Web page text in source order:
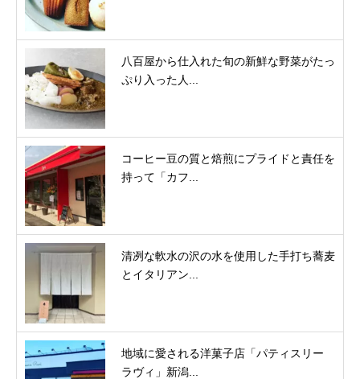
八百屋から仕入れた旬の新鮮な野菜がたっ
ぷり入った人...
コーヒー豆の質と焙煎にプライドと責任を
持って「カフ...
清冽な軟水の沢の水を使用した手打ち蕎麦
とイタリアン...
地域に愛される洋菓子店「パティスリー
ラヴィ」新潟...